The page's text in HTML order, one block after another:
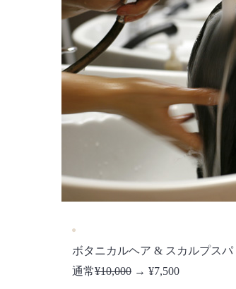
ボタニカルヘア & スカルプスパ
通常¥10,000 → ¥7,500